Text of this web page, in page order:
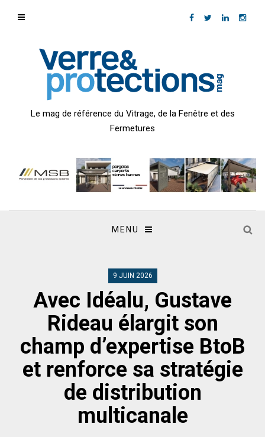
Le mag de référence du Vitrage, de la Fenêtre et des
Fermetures
MENU
9 JUIN 2026
Avec Idéalu, Gustave
Rideau élargit son
champ d’expertise BtoB
et renforce sa stratégie
de distribution
multicanale